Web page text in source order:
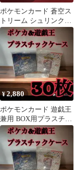
ポケモンカード 蒼空ス
トリーム シュリンク付
BOX 未開封 プロモカ
ード付
¥2,880
ポケモンカード 遊戯王
兼用 BOX用プラスチッ
クケース ボックスロ
ーダー44